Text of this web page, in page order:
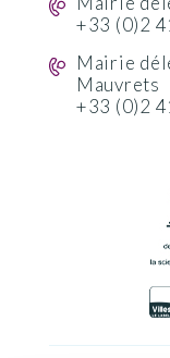
+33 (0)2
Mairie
Mauvrets
+33 (0)2